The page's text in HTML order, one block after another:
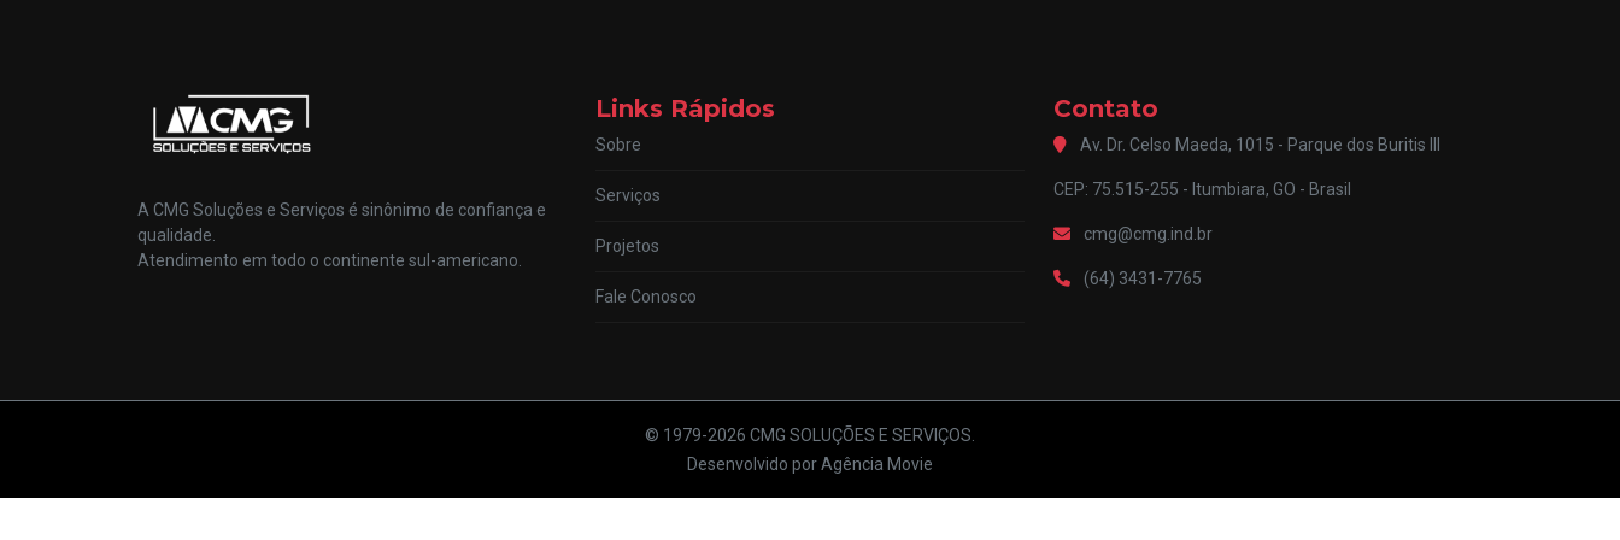
A CMG Soluções e Serviços é sinônimo de confiança e
qualidade.
Atendimento em todo o continente sul-americano.
Links Rápidos
Sobre
Serviços
Projetos
Fale Conosco
Contato
Av. Dr. Celso Maeda, 1015 - Parque dos Buritis III
CEP: 75.515-255 - Itumbiara, GO - Brasil
cmg@cmg.ind.br
(64) 3431-7765
© 1979-2026 CMG SOLUÇÕES E SERVIÇOS.
Desenvolvido por Agência Movie